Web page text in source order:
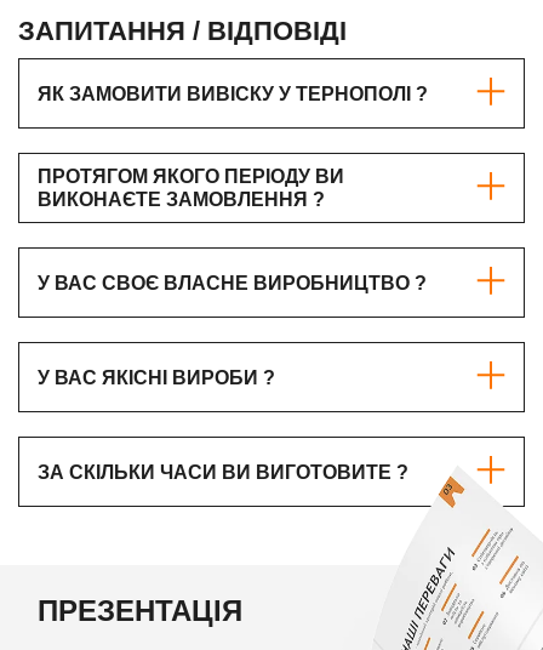
ЗАПИТАННЯ / ВІДПОВІДІ
ЯК ЗАМОВИТИ ВИВІСКУ У ТЕРНОПОЛІ ?
ПРОТЯГОМ ЯКОГО ПЕРІОДУ ВИ
ВИКОНАЄТЕ ЗАМОВЛЕННЯ ?
У ВАС СВОЄ ВЛАСНЕ ВИРОБНИЦТВО ?
У ВАС ЯКІСНІ ВИРОБИ ?
ЗА СКІЛЬКИ ЧАСИ ВИ ВИГОТОВИТЕ ?
ПРЕЗЕНТАЦІЯ